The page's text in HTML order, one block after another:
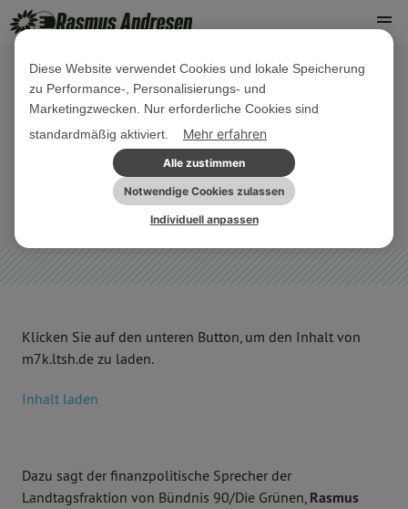
22. FEBRUAR 2017
Rede und PM Küstenkoalition mit
Blick für die Sparkassen
Klicken Sie auf den unteren Button, um den Inhalt von
m7k.ltsh.de zu laden.
Inhalt laden
Dazu sagt der finanzpolitische Sprecher der
Landtagsfraktion von Bündnis 90/Die Grünen, Rasmus
Diese Website verwendet Cookies und lokale Speicherung
zu Performance-, Personalisierungs- und
Marketingzwecken. Nur erforderliche Cookies sind
standardmäßig aktiviert.
Mehr erfahren
Alle zustimmen
Notwendige Cookies zulassen
Individuell anpassen